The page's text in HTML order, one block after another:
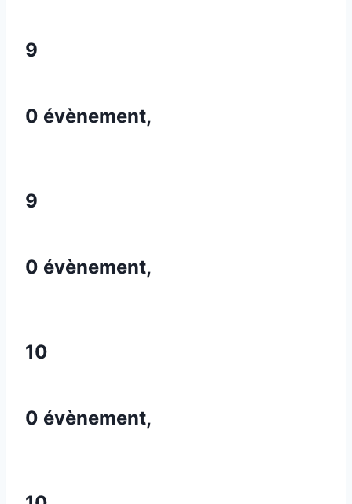
9
0 évènement,
9
0 évènement,
10
0 évènement,